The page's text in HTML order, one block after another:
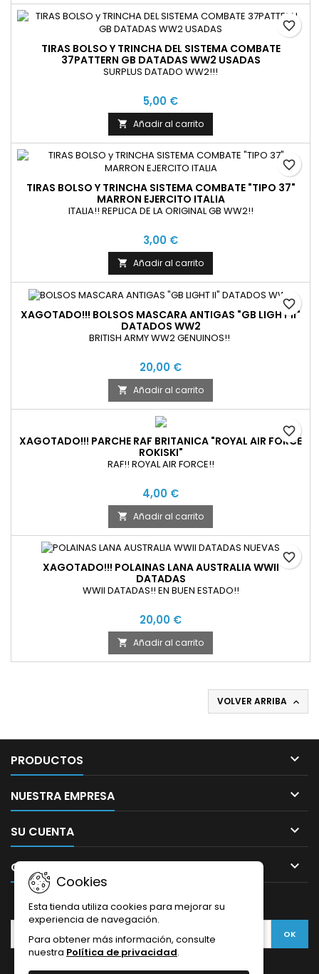
TIRAS BOLSO Y TRINCHA DEL SISTEMA COMBATE
37PATTERN GB DATADAS WW2 USADAS
SURPLUS DATADO WW2!!!
5,00 €
 Añadir al carrito
favorite_border
TIRAS BOLSO Y TRINCHA SISTEMA COMBATE "TIPO 37"
MARRON EJERCITO ITALIA
ITALIA!! REPLICA DE LA ORIGINAL GB WW2!!
3,00 €
 Añadir al carrito
favorite_border
XAGOTADO!!! BOLSOS MASCARA ANTIGAS "GB LIGHT II"
DATADOS WW2
BRITISH ARMY WW2 GENUINOS!!
20,00 €
 Añadir al carrito
favorite_border
XAGOTADO!!! PARCHE RAF BRITANICA "ROYAL AIR FORCE
ROKISKI"
RAF!! ROYAL AIR FORCE!!
4,00 €
 Añadir al carrito
favorite_border
XAGOTADO!!! POLAINAS LANA AUSTRALIA WWII
DATADAS
WWII DATADAS!! EN BUEN ESTADO!!
20,00 €
 Añadir al carrito
favorite_border
VOLVER ARRIBA 
PRODUCTOS 
NUESTRA EMPRESA 
SU CUENTA 
CONTACTO 
Cookies
Esta tienda utiliza cookies para mejorar su
experiencia de navegación.
Para obtener más información, consulte
nuestra Política de privacidad.
BOLETÍN